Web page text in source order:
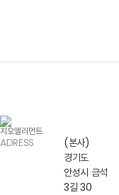
ADRESS
(본사)
경기도
안성시 금석
3길 30